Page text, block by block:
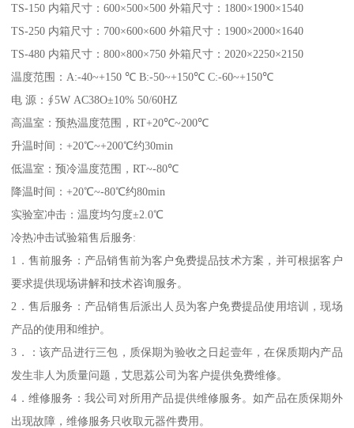
TS-150 内箱尺寸：600×500×500 外箱尺寸：1800×1900×1540
TS-250 内箱尺寸：700×600×600 外箱尺寸：1900×2000×1640
TS-480 内箱尺寸：800×800×750 外箱尺寸：2020×2250×2150
温度范围：A:-40~+150 ℃ B:-50~+150℃ C:-60~+150℃
电 源：∮5W AC38O±10% 50/60HZ
高温室：预热温度范围，RT+20℃~200℃
升温时间：+20℃~+200℃约30min
低温室：预冷温度范围，RT~-80℃
降温时间：+20℃~-80℃约80min
实验室冲击：温度均匀度±2.0℃
冷热冲击试验箱售后服务:
1．售前服务：产品销售前为客户免费提品技术方案，并可根据客户
要求提供现场讲解和技术咨询服务。
2．售后服务：产品销售后派出人员为客户免费提品使用培训，现场
产品的使用和维护。
3．：该产品进行三包，质保期为验收之日起壹年，在保质期内产品
发生非人为质量问题，艾思荔公司为客户提供免费维修。
4．维修服务：我公司对所用产品提供维修服务。如产品在质保期外
出现故障，维修服务只收取元器件费用。